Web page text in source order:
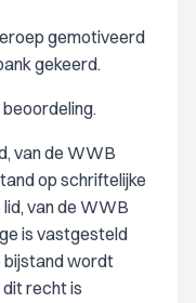
gemotiveerd
gekeerd.
van de WWB
op schriftelijke
van de WWB
is vastgesteld
bijstand wordt
recht is